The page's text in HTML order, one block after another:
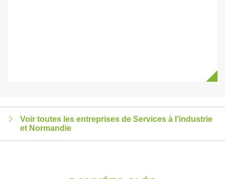
Voir toutes les entreprises de Services à l'industrie
et Normandie